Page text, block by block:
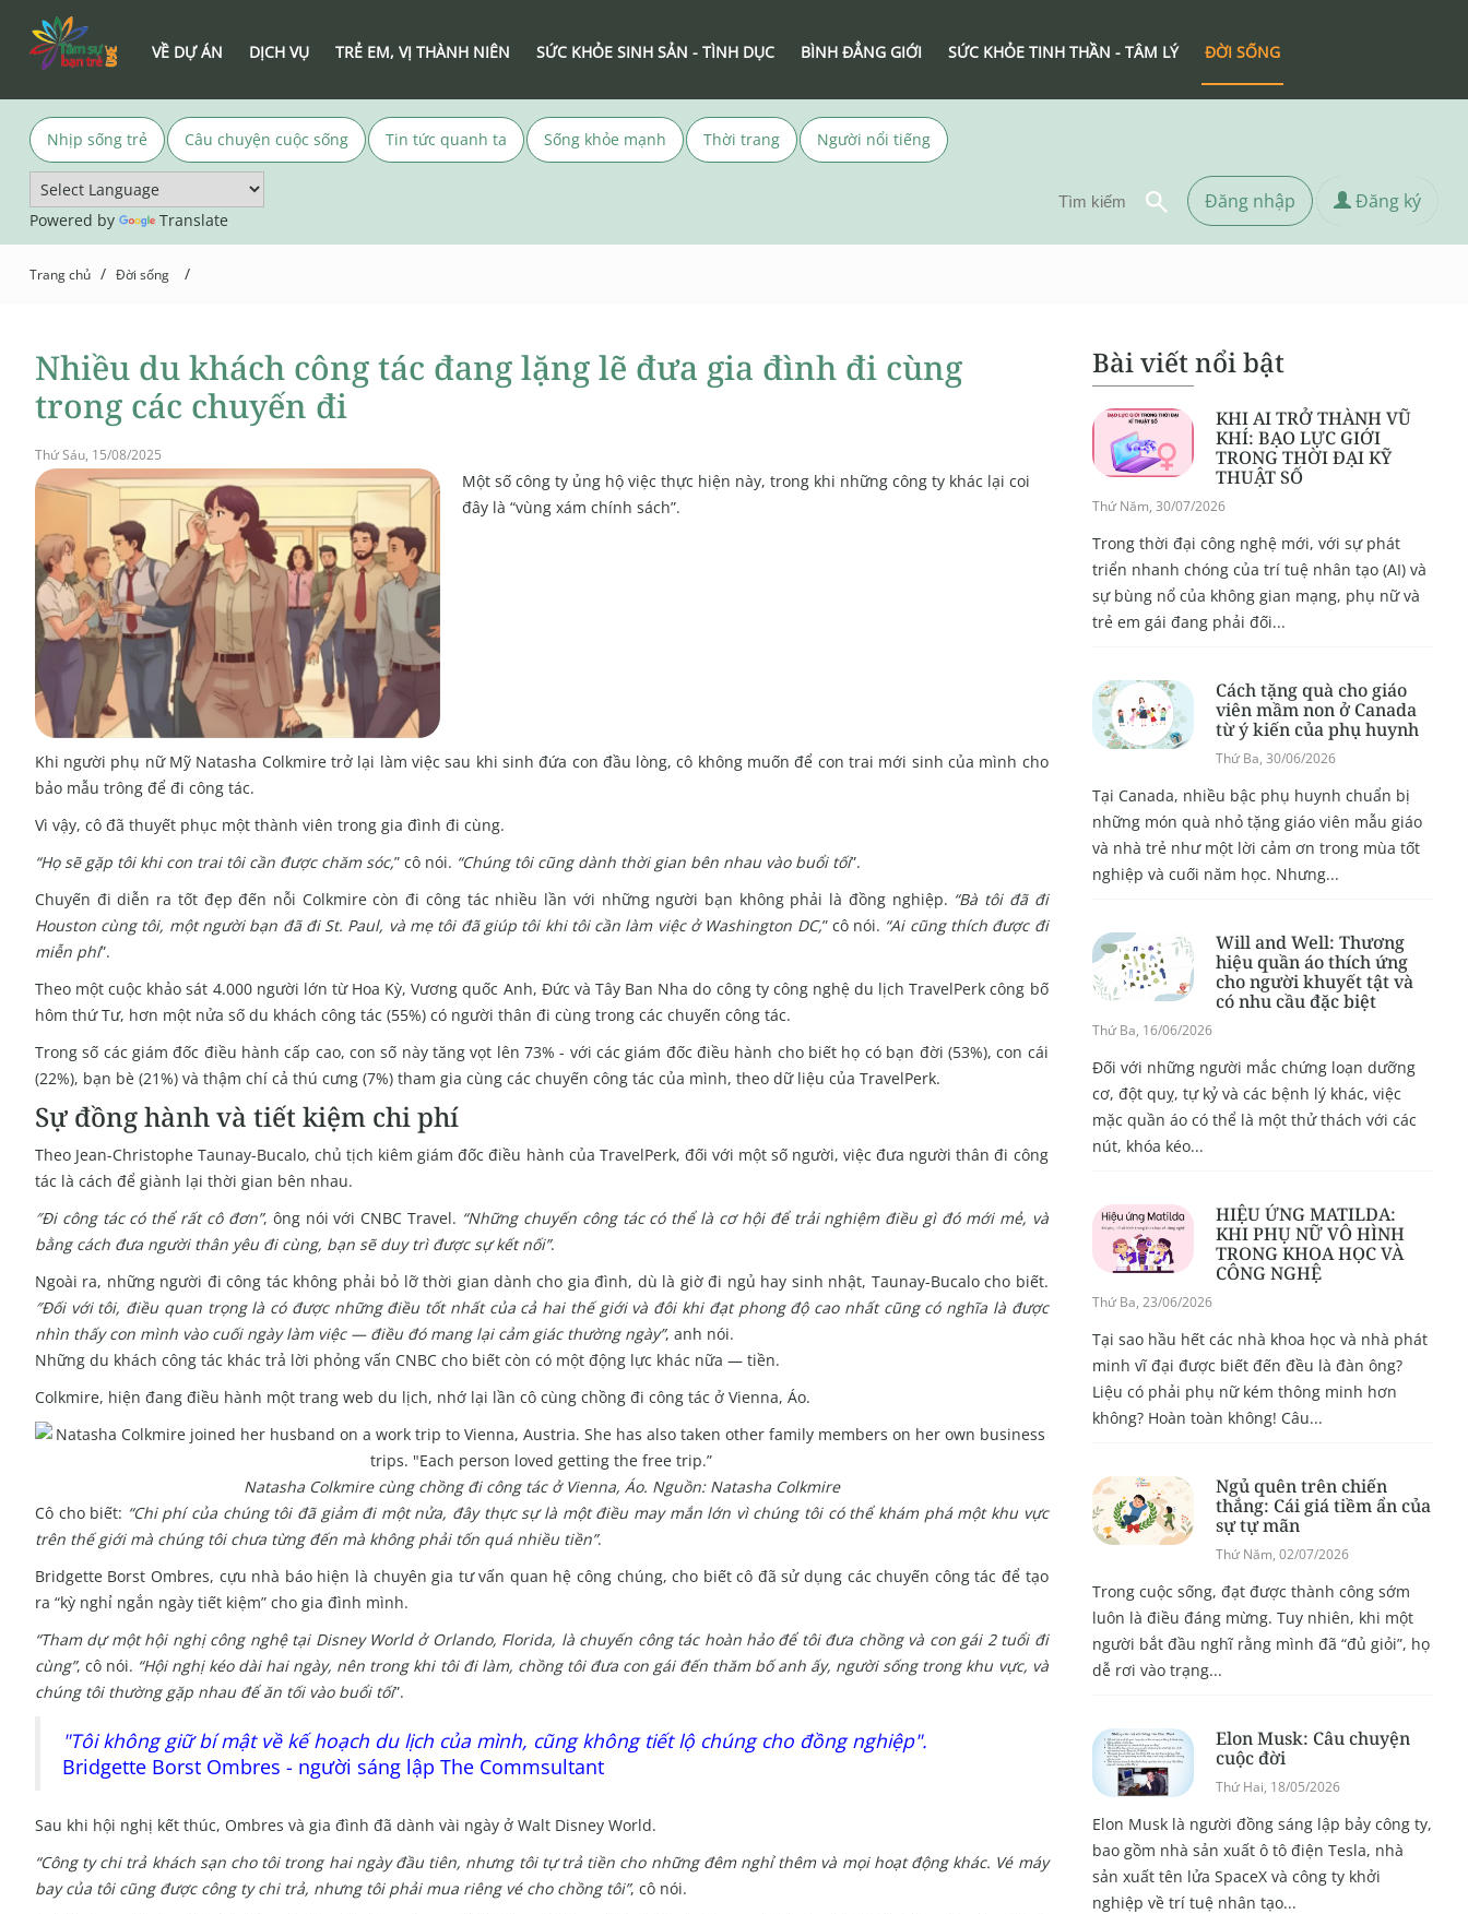
VỀ DỰ ÁN DỊCH VỤ TRẺ EM, VỊ THÀNH NIÊN SỨC KHỎE SINH SẢN - TÌNH DỤC BÌNH ĐẲNG GIỚI SỨC KHỎE TINH THẦN - TÂM LÝ ĐỜI SỐNG
Nhịp sống trẻ Câu chuyện cuộc sống Tin tức quanh ta Sống khỏe mạnh Thời trang Người nổi tiếng
Powered by Translate
Đăng nhập Đăng ký
Trang chủ / Đời sống /
Nhiều du khách công tác đang lặng lẽ đưa gia đình đi cùng
trong các chuyến đi
Thứ Sáu, 15/08/2025
Một số công ty ủng hộ việc thực hiện này, trong khi những công ty khác lại coi
đây là “vùng xám chính sách”.
Khi người phụ nữ Mỹ Natasha Colkmire trở lại làm việc sau khi sinh đứa con đầu lòng, cô không muốn để con trai mới sinh của mình cho
bảo mẫu trông để đi công tác.
Vì vậy, cô đã thuyết phục một thành viên trong gia đình đi cùng.
“Họ sẽ gặp tôi khi con trai tôi cần được chăm sóc,” cô nói. “Chúng tôi cũng dành thời gian bên nhau vào buổi tối”.
Chuyến đi diễn ra tốt đẹp đến nỗi Colkmire còn đi công tác nhiều lần với những người bạn không phải là đồng nghiệp. “Bà tôi đã đi
Houston cùng tôi, một người bạn đã đi St. Paul, và mẹ tôi đã giúp tôi khi tôi cần làm việc ở Washington DC,” cô nói. “Ai cũng thích được đi
miễn phí”.
Theo một cuộc khảo sát 4.000 người lớn từ Hoa Kỳ, Vương quốc Anh, Đức và Tây Ban Nha do công ty công nghệ du lịch TravelPerk công bố
hôm thứ Tư, hơn một nửa số du khách công tác (55%) có người thân đi cùng trong các chuyến công tác.
Trong số các giám đốc điều hành cấp cao, con số này tăng vọt lên 73% - với các giám đốc điều hành cho biết họ có bạn đời (53%), con cái
(22%), bạn bè (21%) và thậm chí cả thú cưng (7%) tham gia cùng các chuyến công tác của mình, theo dữ liệu của TravelPerk.
Sự đồng hành và tiết kiệm chi phí
Theo Jean-Christophe Taunay-Bucalo, chủ tịch kiêm giám đốc điều hành của TravelPerk, đối với một số người, việc đưa người thân đi công
tác là cách để giành lại thời gian bên nhau.
″Đi công tác có thể rất cô đơn”, ông nói với CNBC Travel. “Những chuyến công tác có thể là cơ hội để trải nghiệm điều gì đó mới mẻ, và
bằng cách đưa người thân yêu đi cùng, bạn sẽ duy trì được sự kết nối”.
Ngoài ra, những người đi công tác không phải bỏ lỡ thời gian dành cho gia đình, dù là giờ đi ngủ hay sinh nhật, Taunay-Bucalo cho biết.
″Đối với tôi, điều quan trọng là có được những điều tốt nhất của cả hai thế giới và đôi khi đạt phong độ cao nhất cũng có nghĩa là được
nhìn thấy con mình vào cuối ngày làm việc — điều đó mang lại cảm giác thường ngày”, anh nói.
Những du khách công tác khác trả lời phỏng vấn CNBC cho biết còn có một động lực khác nữa — tiền.
Colkmire, hiện đang điều hành một trang web du lịch, nhớ lại lần cô cùng chồng đi công tác ở Vienna, Áo.
Natasha Colkmire cùng chồng đi công tác ở Vienna, Áo. Nguồn: Natasha Colkmire
Cô cho biết: “Chi phí của chúng tôi đã giảm đi một nửa, đây thực sự là một điều may mắn lớn vì chúng tôi có thể khám phá một khu vực
trên thế giới mà chúng tôi chưa từng đến mà không phải tốn quá nhiều tiền”.
Bridgette Borst Ombres, cựu nhà báo hiện là chuyên gia tư vấn quan hệ công chúng, cho biết cô đã sử dụng các chuyến công tác để tạo
ra “kỳ nghỉ ngắn ngày tiết kiệm” cho gia đình mình.
“Tham dự một hội nghị công nghệ tại Disney World ở Orlando, Florida, là chuyến công tác hoàn hảo để tôi đưa chồng và con gái 2 tuổi đi
cùng”, cô nói. “Hội nghị kéo dài hai ngày, nên trong khi tôi đi làm, chồng tôi đưa con gái đến thăm bố anh ấy, người sống trong khu vực, và
chúng tôi thường gặp nhau để ăn tối vào buổi tối”.
"Tôi không giữ bí mật về kế hoạch du lịch của mình, cũng không tiết lộ chúng cho đồng nghiệp".
Bridgette Borst Ombres - người sáng lập The Commsultant
Sau khi hội nghị kết thúc, Ombres và gia đình đã dành vài ngày ở Walt Disney World.
“Công ty chi trả khách sạn cho tôi trong hai ngày đầu tiên, nhưng tôi tự trả tiền cho những đêm nghỉ thêm và mọi hoạt động khác. Vé máy
bay của tôi cũng được công ty chi trả, nhưng tôi phải mua riêng vé cho chồng tôi”, cô nói.
Bài viết nổi bật
KHI AI TRỞ THÀNH VŨ
KHÍ: BẠO LỰC GIỚI
TRONG THỜI ĐẠI KỸ
THUẬT SỐ
Thứ Năm, 30/07/2026
Trong thời đại công nghệ mới, với sự phát
triển nhanh chóng của trí tuệ nhân tạo (AI) và
sự bùng nổ của không gian mạng, phụ nữ và
trẻ em gái đang phải đối...
Cách tặng quà cho giáo
viên mầm non ở Canada
từ ý kiến của phụ huynh
Thứ Ba, 30/06/2026
Tại Canada, nhiều bậc phụ huynh chuẩn bị
những món quà nhỏ tặng giáo viên mẫu giáo
và nhà trẻ như một lời cảm ơn trong mùa tốt
nghiệp và cuối năm học. Nhưng...
Will and Well: Thương
hiệu quần áo thích ứng
cho người khuyết tật và
có nhu cầu đặc biệt
Thứ Ba, 16/06/2026
Đối với những người mắc chứng loạn dưỡng
cơ, đột quỵ, tự kỷ và các bệnh lý khác, việc
mặc quần áo có thể là một thử thách với các
nút, khóa kéo...
HIỆU ỨNG MATILDA:
KHI PHỤ NỮ VÔ HÌNH
TRONG KHOA HỌC VÀ
CÔNG NGHỆ
Thứ Ba, 23/06/2026
Tại sao hầu hết các nhà khoa học và nhà phát
minh vĩ đại được biết đến đều là đàn ông?
Liệu có phải phụ nữ kém thông minh hơn
không? Hoàn toàn không! Câu...
Ngủ quên trên chiến
thắng: Cái giá tiềm ẩn của
sự tự mãn
Thứ Năm, 02/07/2026
Trong cuộc sống, đạt được thành công sớm
luôn là điều đáng mừng. Tuy nhiên, khi một
người bắt đầu nghĩ rằng mình đã “đủ giỏi”, họ
dễ rơi vào trạng...
Elon Musk: Câu chuyện
cuộc đời
Thứ Hai, 18/05/2026
Elon Musk là người đồng sáng lập bảy công ty,
bao gồm nhà sản xuất ô tô điện Tesla, nhà
sản xuất tên lửa SpaceX và công ty khởi
nghiệp về trí tuệ nhân tạo...